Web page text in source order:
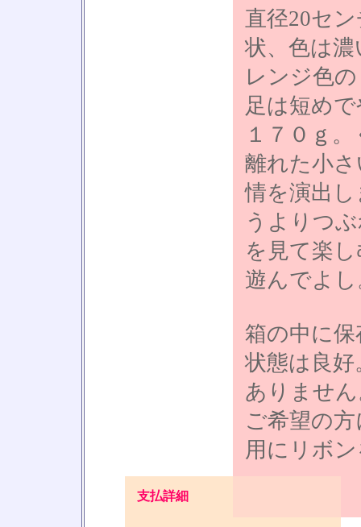
直径20セ
状、色は
レンジ色
足は短め
１７０ｇ
離れた小
情を演出
うよりつ
を見て楽
遊んでよ
箱の中に
状態は良
ありませ
ご希望の
用にリボ
支払詳細